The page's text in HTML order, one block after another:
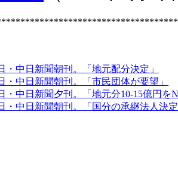
・中日新聞朝刊。「地元配分決定」
・中日新聞朝刊。「市民団体が要望」
・中日新聞夕刊。「地元分10-15億円を
・中日新聞朝刊。「国分の承継法人決